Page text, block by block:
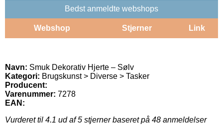
Bedst anmeldte webshops
Webshop Stjerner Link
Navn: Smuk Dekorativ Hjerte – Sølv
Kategori: Brugskunst > Diverse > Tasker
Producent:
Varenummer: 7278
EAN:
Vurderet til 4.1 ud af 5 stjerner baseret på 48 anmeldelser